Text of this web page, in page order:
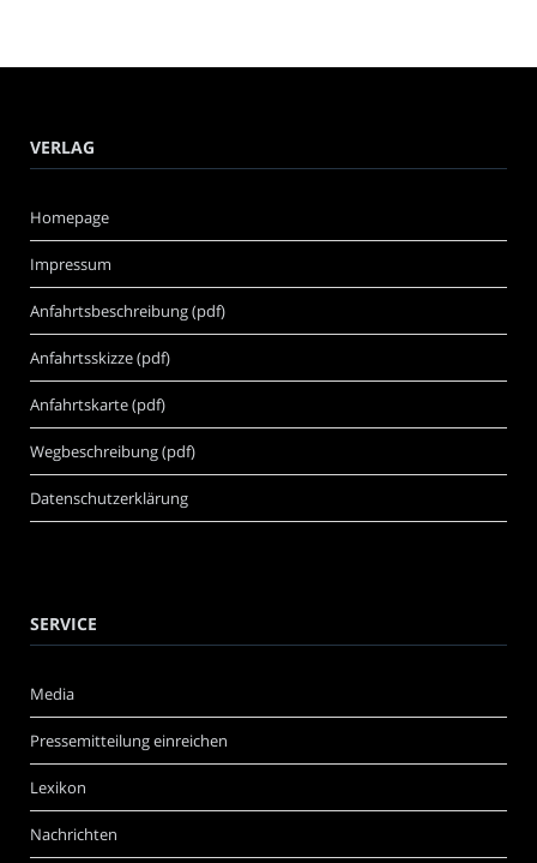
VERLAG
Homepage
Impressum
Anfahrtsbeschreibung (pdf)
Anfahrtsskizze (pdf)
Anfahrtskarte (pdf)
Wegbeschreibung (pdf)
Datenschutzerklärung
SERVICE
Media
Pressemitteilung einreichen
Lexikon
Nachrichten